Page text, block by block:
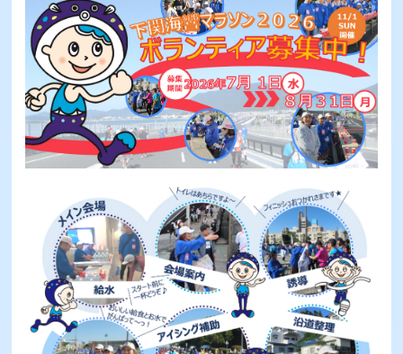
メディカルランナー募集
ゲストランナー
コースマップ
補給食
交通アクセス
交通規制情報
ボランティア
協賛募集
Q&A
お問い合わせ